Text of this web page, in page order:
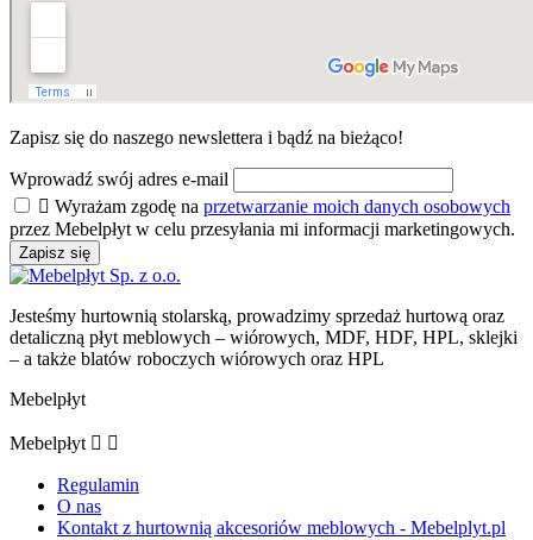
Zapisz się do naszego newslettera i bądź na bieżąco!
Wprowadź swój adres e-mail
 Wyrażam zgodę na przetwarzanie moich danych osobowych
przez Mebelpłyt w celu przesyłania mi informacji marketingowych.
Jesteśmy hurtownią stolarską, prowadzimy sprzedaż hurtową oraz
detaliczną płyt meblowych – wiórowych, MDF, HDF, HPL, sklejki
– a także blatów roboczych wiórowych oraz HPL
Mebelpłyt
Mebelpłyt  
Regulamin
O nas
Kontakt z hurtownią akcesoriów meblowych - Mebelplyt.pl